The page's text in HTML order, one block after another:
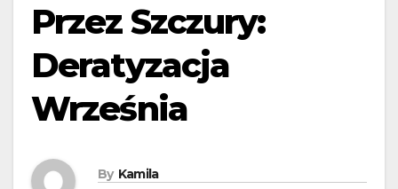
Przez Szczury:
Deratyzacja
Września
By Kamila